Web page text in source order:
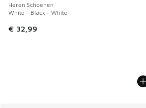
Heren Schoenen
White - Black - White
€ 32,99